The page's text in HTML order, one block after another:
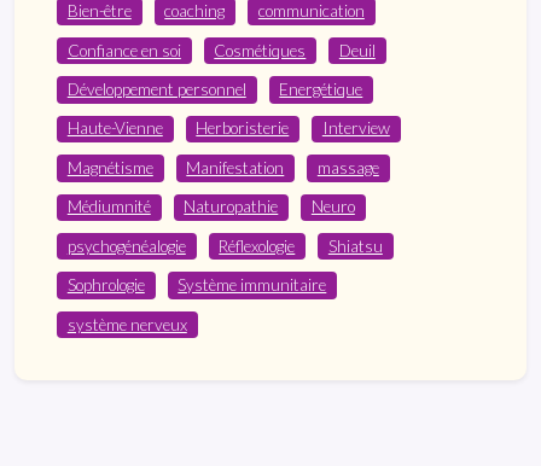
Bien-être coaching communication
Confiance en soi Cosmétiques Deuil
Développement personnel Energétique
Haute-Vienne Herboristerie Interview
Magnétisme Manifestation massage
Médiumnité Naturopathie Neuro
psychogénéalogie Réflexologie Shiatsu
Sophrologie Système immunitaire
système nerveux